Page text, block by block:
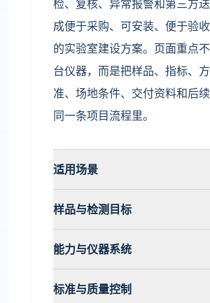
检、复核、异常报警和第三方
成便于采购、可安装、便于验
的实验室建设方案。页面重点
台仪器，而是把样品、指标、
准、场地条件、交付资料和后
同一条项目流程里。
适用场景
样品与检测目标
能力与仪器系统
标准与质量控制